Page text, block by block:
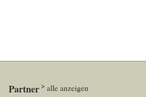
Partner alle anzeigen